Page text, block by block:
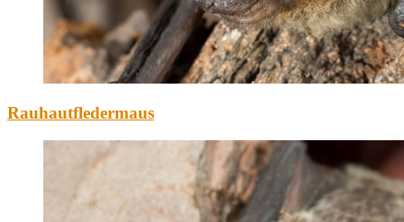
Rauhautfledermaus